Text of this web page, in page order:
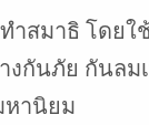
ำสมาธิ โดย
งกันภัย กันลม
หานิยม